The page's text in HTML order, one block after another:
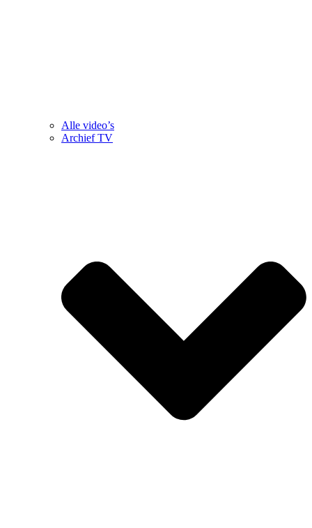
Alle video’s
Archief TV